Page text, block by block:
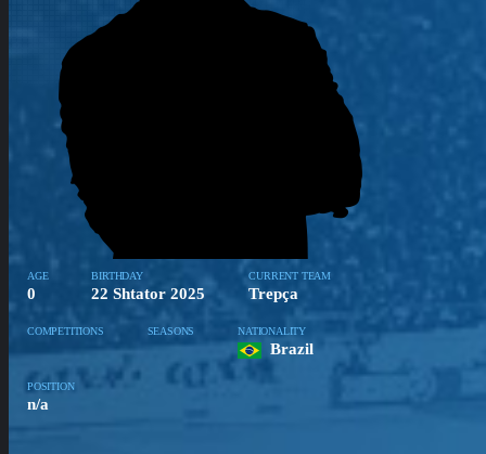
AGE
0
BIRTHDAY
22 Shtator 2025
CURRENT TEAM
Trepça
COMPETITIONS SEASONS NATIONALITY
Brazil
POSITION
n/a